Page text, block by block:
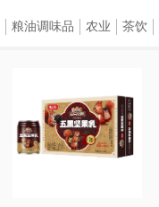
粮油调味品 农业 茶饮